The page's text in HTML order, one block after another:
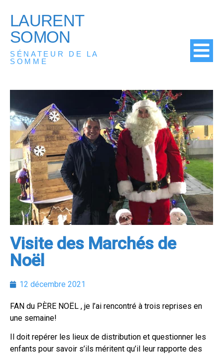
LAURENT
SOMON
SÉNATEUR DE LA
SOMME
Visite des Marchés de
Noël
12 décembre 2021
FAN du PÈRE NOËL , je l’ai rencontré à trois reprises en
une semaine!
Il doit repérer les lieux de distribution et questionner les
enfants pour savoir s’ils méritent qu’il leur rapporte des